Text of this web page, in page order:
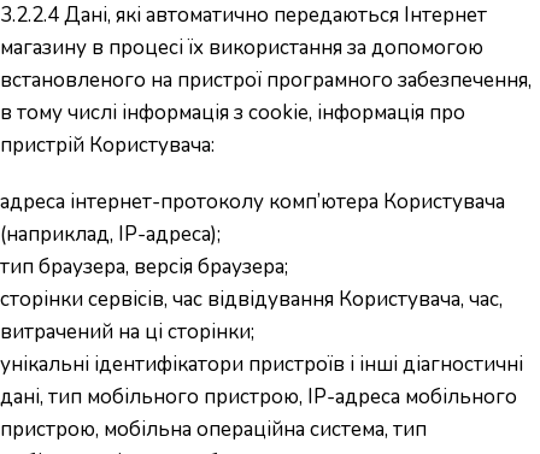
3.2.2.4 Дані, які автоматично передаються Інтернет
магазину в процесі їх використання за допомогою
встановленого на пристрої програмного забезпечення,
в тому числі інформація з cookie, інформація про
пристрій Користувача:
адреса інтернет-протоколу комп’ютера Користувача
(наприклад, IP-адреса);
тип браузера, версія браузера;
cторінки сервісів, час відвідування Користувача, час,
витрачений на ці сторінки;
унікальні ідентифікатори пристроїв і інші діагностичні
дані, тип мобільного пристрою, IP-адреса мобільного
пристрою, мобільна операційна система, тип